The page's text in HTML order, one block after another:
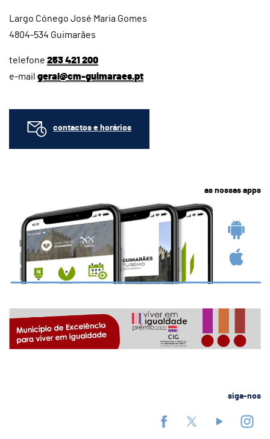
Largo Cónego José Maria Gomes
4804-534 Guimarães
telefone 253 421 200
e-mail geral@cm-guimaraes.pt
contactos e horários
as nossas apps
siga-nos